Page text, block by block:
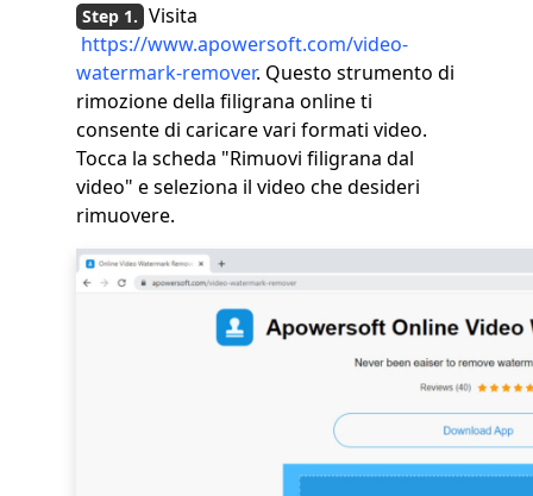
Visita
https://www.apowersoft.com/video-
watermark-remover. Questo strumento di
rimozione della filigrana online ti
consente di caricare vari formati video.
Tocca la scheda "Rimuovi filigrana dal
video" e seleziona il video che desideri
rimuovere.